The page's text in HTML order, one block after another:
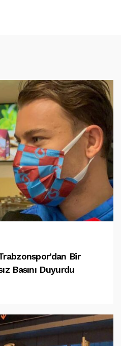
Bir
Basını Duyurdu